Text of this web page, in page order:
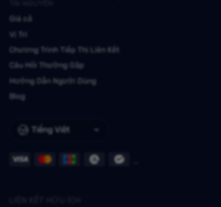
Tiếng Việt
Giá cả
Vị Trí
Chương Trình Tiếp Thị Liên Kết
Câu Hỏi Thường Gặp
Hướng Dẫn Người Dùng
Blog